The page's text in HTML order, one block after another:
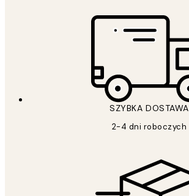
SZYBKA DOSTAWA
2-4 dni roboczych